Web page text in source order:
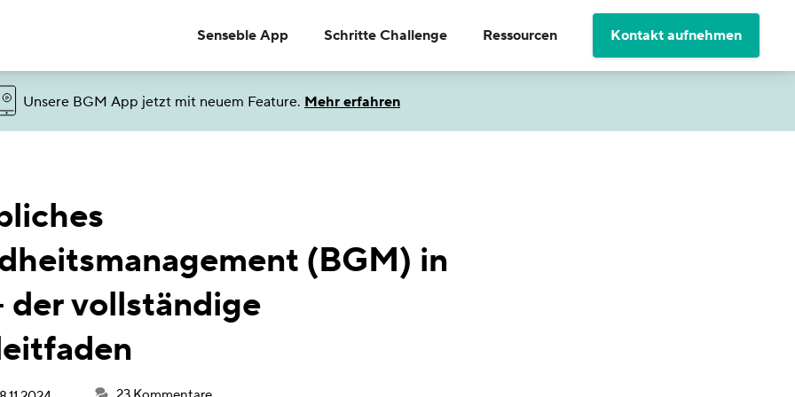
Senseble App Schritte Challenge Ressourcen Kontakt aufnehmen
Unsere BGM App jetzt mit neuem Feature. Mehr erfahren
(BGM) in
der vollständige